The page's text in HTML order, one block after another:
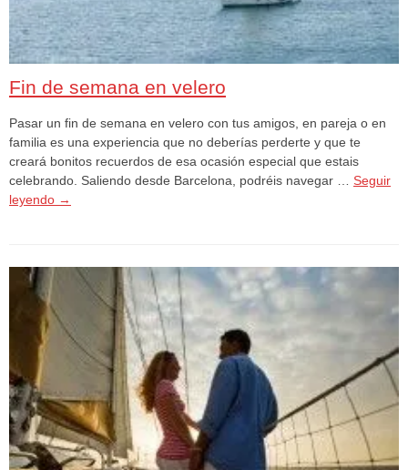
Fin de semana en velero
Pasar un fin de semana en velero con tus amigos, en pareja o en
familia es una experiencia que no deberías perderte y que te
creará bonitos recuerdos de esa ocasión especial que estais
celebrando. Saliendo desde Barcelona, podréis navegar … Seguir
leyendo →